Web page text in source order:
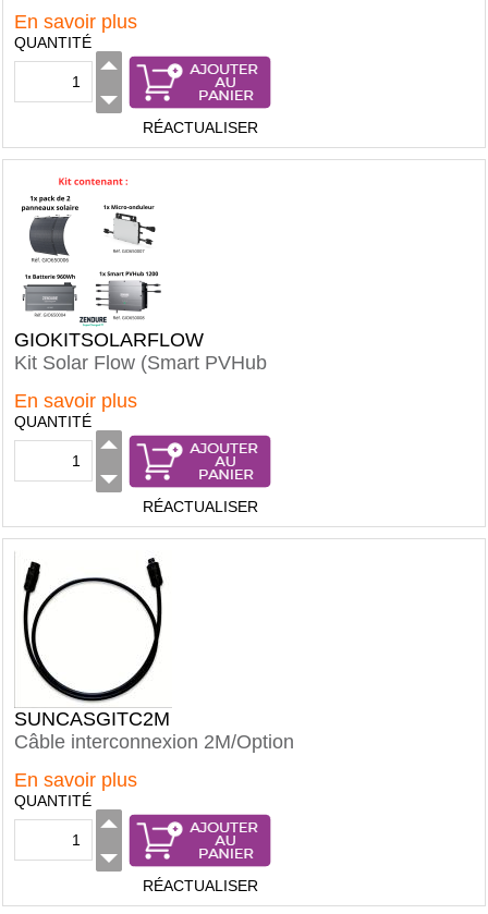
En savoir plus
QUANTITÉ
RÉACTUALISER
GIOKITSOLARFLOW
Kit Solar Flow (Smart PVHub
En savoir plus
QUANTITÉ
RÉACTUALISER
SUNCASGITC2M
Câble interconnexion 2M/Option
En savoir plus
QUANTITÉ
RÉACTUALISER